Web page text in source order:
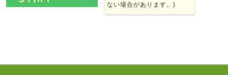
ない場合があります。)